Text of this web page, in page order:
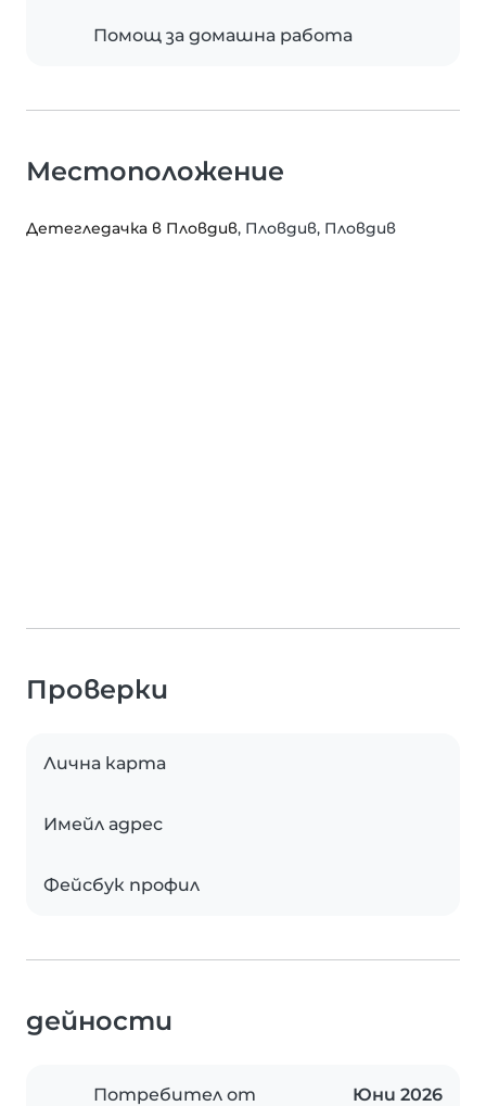
Помощ за домашна работа
Местоположение
Детегледачка в Пловдив, Пловдив, Пловдив
Проверки
Лична карта
Имейл адрес
Фейсбук профил
дейности
Потребител от Юни 2026